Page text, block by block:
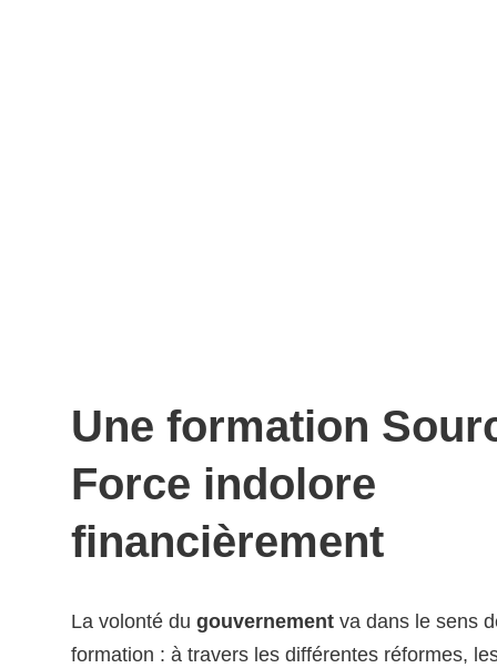
Une formation
Force indolore
financièrement
La volonté du gouvernement va dans le sens
formation : à travers les différentes réformes,